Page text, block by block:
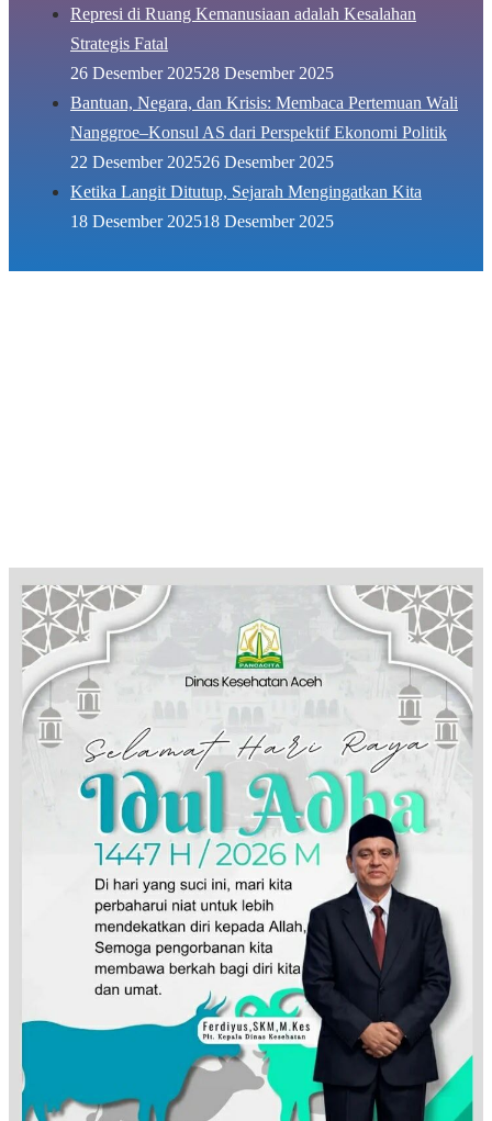
Represi di Ruang Kemanusiaan adalah Kesalahan
Strategis Fatal
26 Desember 202528 Desember 2025
Bantuan, Negara, dan Krisis: Membaca Pertemuan Wali
Nanggroe–Konsul AS dari Perspektif Ekonomi Politik
22 Desember 202526 Desember 2025
Ketika Langit Ditutup, Sejarah Mengingatkan Kita
18 Desember 202518 Desember 2025